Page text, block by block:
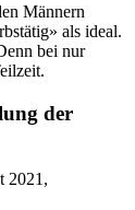
Männern
als ideal.
bei nur
der
2021,